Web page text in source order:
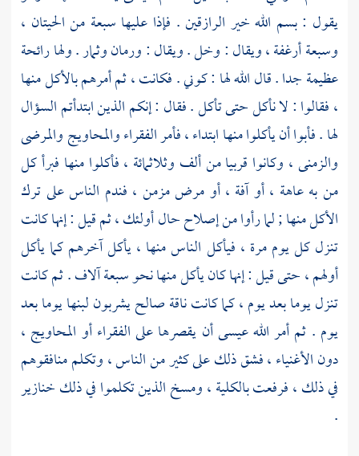
يقول : بسم الله خير الرازقين . فإذا عليها سبعة من الحيتان ،
وسبعة أرغفة ، ويقال : وخل . ويقال : ورمان وثمار . ولها رائحة
عظيمة جدا . قال الله لها : كوني . فكانت ، ثم أمرهم بالأكل منها
، فقالوا : لا نأكل حتى تأكل . فقال : إنكم الذين ابتدأتم السؤال
لها . فأبوا أن يأكلوا منها ابتداء ، فأمر الفقراء والمحاويج والمرضى
والزمنى ، وكانوا قربيا من ألف وثلاثمائة ، فأكلوا منها فبرأ كل
من به عاهة ، أو آفة ، أو مرض مزمن ، فندم الناس على ترك
الأكل منها ; لما رأوا من إصلاح حال أولئك ، ثم قيل : إنها كانت
تنزل كل يوم مرة ، فيأكل الناس منها ، يأكل آخرهم كما يأكل
أولهم ، حتى قيل : إنها كان يأكل منها نحو سبعة آلاف . ثم كانت
تنزل يوما بعد يوم ، كما كانت ناقةصالحيشربون لبنها يوما بعد
يوم . ثم أمر اللهعيسىأن يقصرها على الفقراء أو المحاويج ،
دون الأغنياء ، فشق ذلك على كثير من الناس ، وتكلم منافقوهم
في ذلك ، فرفعت بالكلية ، ومسخ الذين تكلموا في ذلك خنازير
.